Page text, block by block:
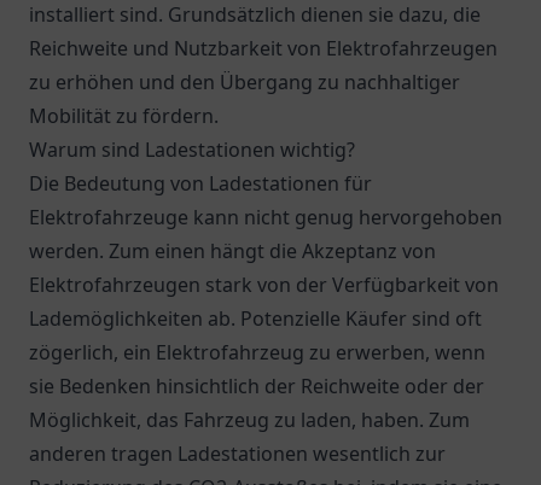
installiert sind. Grundsätzlich dienen sie dazu, die
Reichweite und Nutzbarkeit von Elektrofahrzeugen
zu erhöhen und den Übergang zu nachhaltiger
Mobilität zu fördern.
Warum sind Ladestationen wichtig?
Die Bedeutung von Ladestationen für
Elektrofahrzeuge kann nicht genug hervorgehoben
werden. Zum einen hängt die Akzeptanz von
Elektrofahrzeugen stark von der Verfügbarkeit von
Lademöglichkeiten ab. Potenzielle Käufer sind oft
zögerlich, ein Elektrofahrzeug zu erwerben, wenn
sie Bedenken hinsichtlich der Reichweite oder der
Möglichkeit, das Fahrzeug zu laden, haben. Zum
anderen tragen Ladestationen wesentlich zur